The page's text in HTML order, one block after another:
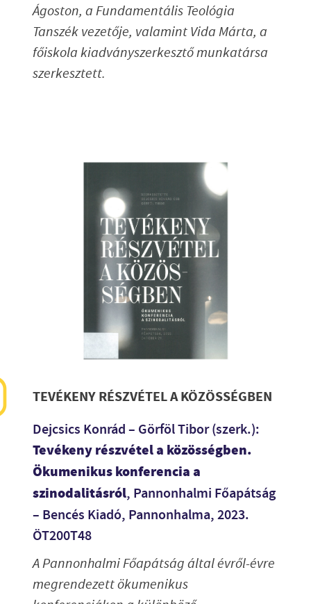
Ágoston, a Fundamentális Teológia
Tanszék vezetője, valamint Vida Márta, a
főiskola kiadványszerkesztő munkatársa
szerkesztett.
TEVÉKENY RÉSZVÉTEL A KÖZÖSSÉGBEN
Dejcsics Konrád – Görföl Tibor (szerk.):
Tevékeny részvétel a közösségben.
Ökumenikus konferencia a
szinodalitásról, Pannonhalmi Főapátság
– Bencés Kiadó, Pannonhalma, 2023.
ÖT200T48
A Pannonhalmi Főapátság által évről-évre
megrendezett ökumenikus